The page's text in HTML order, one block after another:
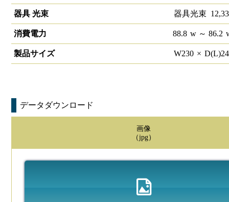
器具 光束 器具光束
消費電力 88.8 w～ 86.2
製品サイズ W230 × D(L)
データダウンロード
画像
（jpg）